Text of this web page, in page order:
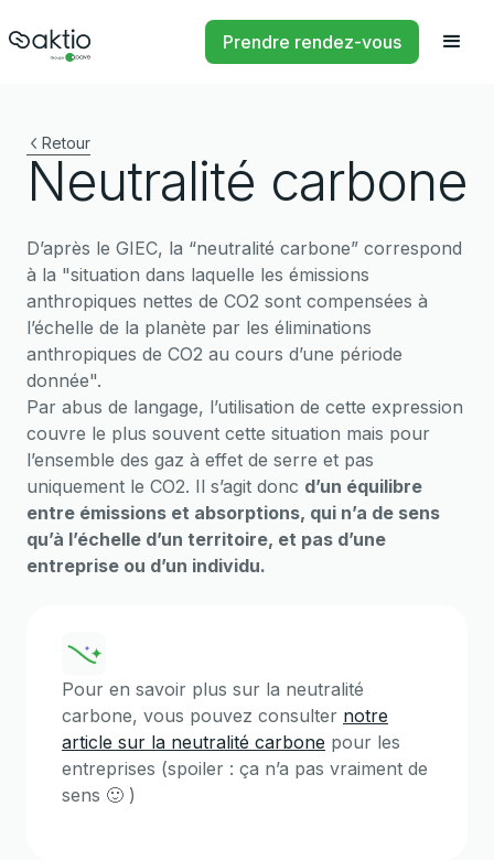
Prendre rendez-vous
Retour
Neutralité carbone
D’après le GIEC, la “neutralité carbone” correspond
à la "situation dans laquelle les émissions
anthropiques nettes de CO2 sont compensées à
l’échelle de la planète par les éliminations
anthropiques de CO2 au cours d’une période
donnée".
Par abus de langage, l’utilisation de cette expression
couvre le plus souvent cette situation mais pour
l’ensemble des gaz à effet de serre et pas
uniquement le CO2. Il s’agit donc d’un équilibre
entre émissions et absorptions, qui n’a de sens
qu’à l’échelle d’un territoire, et pas d’une
entreprise ou d’un individu.
Pour en savoir plus sur la neutralité
carbone, vous pouvez consulter notre
article sur la neutralité carbone pour les
entreprises (spoiler : ça n’a pas vraiment de
sens 🙂 )